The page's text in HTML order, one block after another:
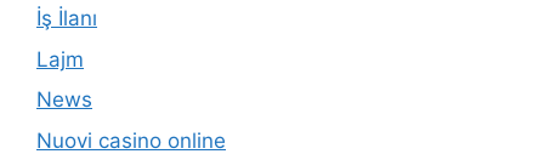
İş İlanı
Lajm
News
Nuovi casino online